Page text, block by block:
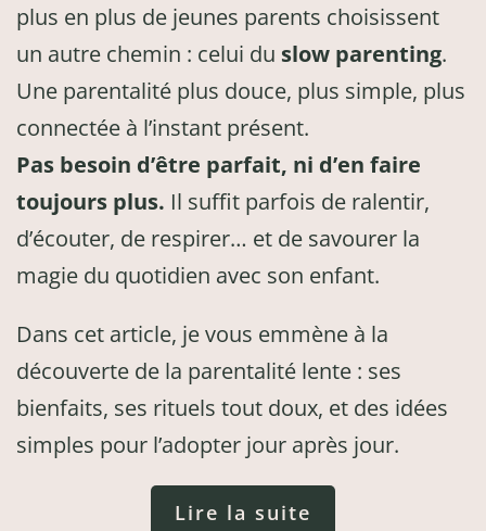
plus en plus de jeunes parents choisissent
un autre chemin : celui du slow parenting.
Une parentalité plus douce, plus simple, plus
connectée à l’instant présent.
Pas besoin d’être parfait, ni d’en faire
toujours plus. Il suffit parfois de ralentir,
d’écouter, de respirer… et de savourer la
magie du quotidien avec son enfant.
Dans cet article, je vous emmène à la
découverte de la parentalité lente : ses
bienfaits, ses rituels tout doux, et des idées
simples pour l’adopter jour après jour.
Lire la suite